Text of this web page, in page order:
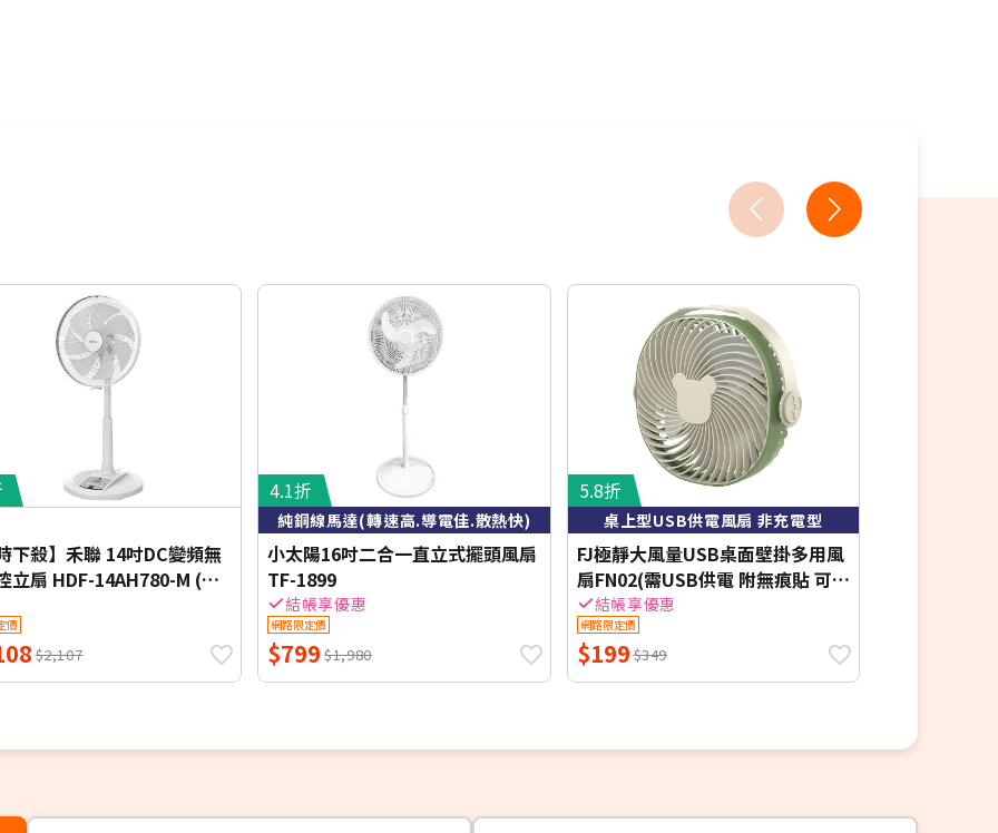
下殺】禾聯 14吋DC變頻無
立扇 HDF-14AH780-M (同
價
$2,107
4.1折
純銅線馬達(轉速高.導電佳.散熱快)
小太陽16吋二合一直立式擺頭風扇
TF-1899
結帳享優惠
網路限定價
$799 $1,980
5.8折
桌上型USB供電風扇 非充電型
FJ極靜大風量USB桌面壁掛多用風
扇FN02(需USB供電 附無痕貼 可壁
掛 桌扇)
結帳享優惠
網路限定價
$199$349